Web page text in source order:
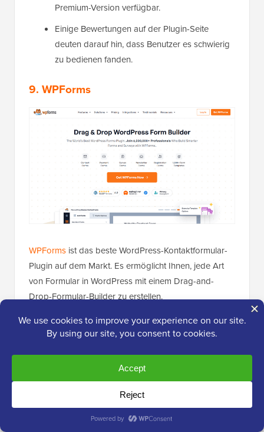
Premium-Version verfügbar.
Einige Bewertungen auf der Plugin-Seite
deuten darauf hin, dass Benutzer es schwierig
zu bedienen fanden.
9. WPForms
WPForms ist das beste WordPress-Kontaktformular-
Plugin auf dem Markt. Es ermöglicht Ihnen, jede Art
von Formular in WordPress mit einem Drag-and-
Drop-Formular-Builder zu erstellen.
Im Gegensatz zu anderen Forum-Plugins ermöglicht
WPForms Ihren Benutzern, ihre Fragen über ein
einfaches Kontaktformulareinzureichen. Sie können
das Formular vollständig anpassen, um die
WPForms verfügt auch über eineSpeichern und